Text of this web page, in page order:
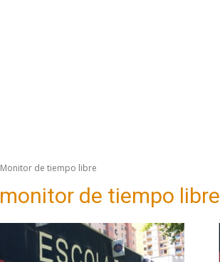
Monitor de tiempo libre
monitor de tiempo libre